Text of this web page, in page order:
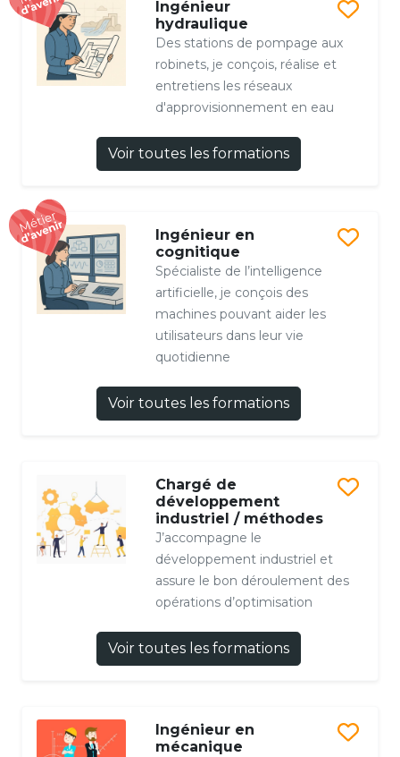
Ingénieur
hydraulique
Des stations de pompage aux
robinets, je conçois, réalise et
entretiens les réseaux
d'approvisionnement en eau
Voir toutes les formations
Ingénieur en
cognitique
Spécialiste de l’intelligence
artificielle, je conçois des
machines pouvant aider les
utilisateurs dans leur vie
quotidienne
Voir toutes les formations
Chargé de
développement
industriel / méthodes
J’accompagne le
développement industriel et
assure le bon déroulement des
opérations d’optimisation
Voir toutes les formations
Ingénieur en
mécanique